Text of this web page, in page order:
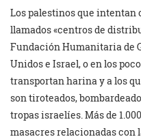
Los palestinos que
llamados «centros de
Fundación Humanitaria de
Unidos e Israel, o en los
transportan harina y a los
son tiroteados,
tropas israelíes. Más de
masacres relacionadas con